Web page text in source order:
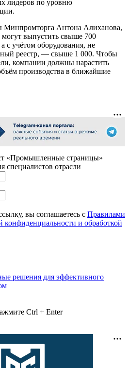
лидеров по уровню
Антона Алиханова,
могут выпустить свыше 700
учётом оборудования, не
реестр, — свыше 1 000. Чтобы
компании должны нарастить
производства в ближайшие
«Промышленные страницы»
специалистов отрасли
вы соглашаетесь с Правилами
конфиденциальности и обработкой
решения для эффективного
Ctrl + Enter